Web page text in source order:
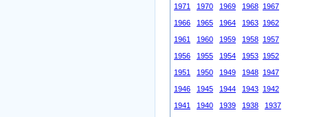
1971
1970 1969 1968 1967
1966
1965 1964 1963 1962
1961
1960 1959 1958 1957
1956
1955 1954 1953 1952
1951
1950 1949 1948 1947
1946
1945 1944 1943 1942
1941
1940 1939 1938
1937